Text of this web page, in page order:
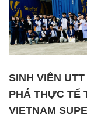
SINH VIÊN
PHÁ THỰC TẾ
VIETNAM